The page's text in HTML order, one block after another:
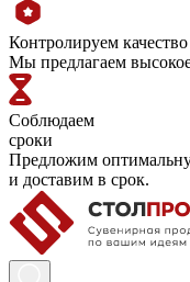
Контролируем качество
Мы предлагаем
Соблюдаем
сроки
Предложим
и доставим в срок.